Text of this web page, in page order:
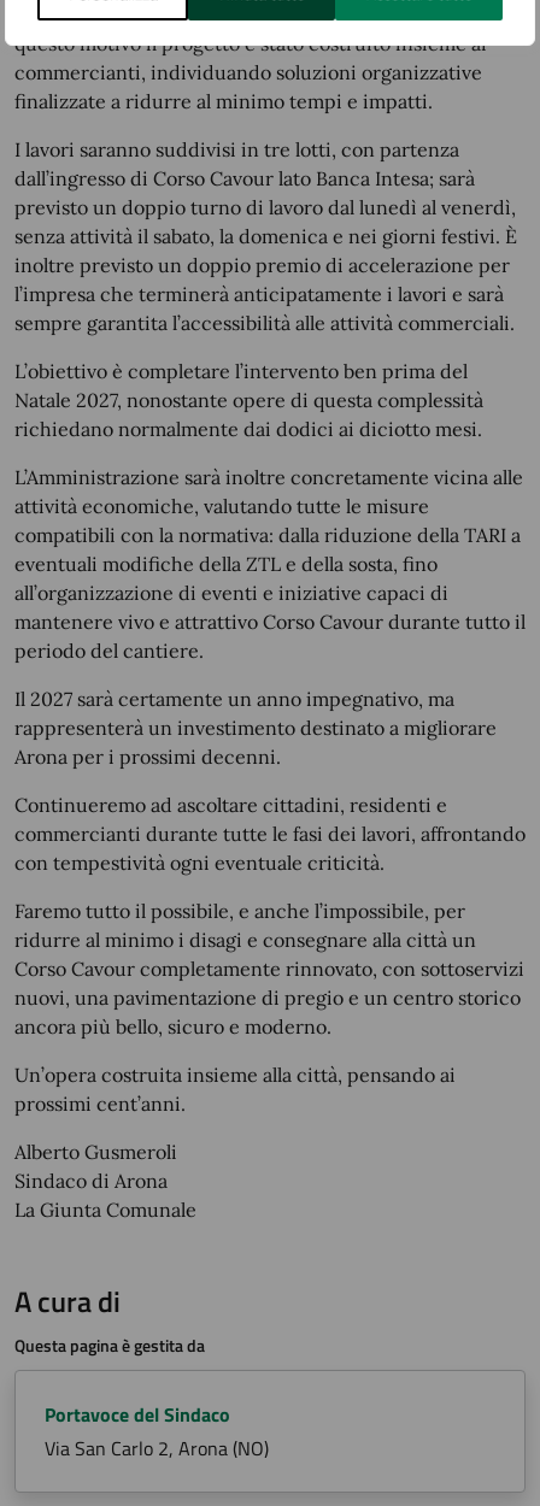
questa portata comporterà inevitabili disagi. Proprio per
questo motivo il progetto è stato costruito insieme ai
commercianti, individuando soluzioni organizzative
finalizzate a ridurre al minimo tempi e impatti.
I lavori saranno suddivisi in tre lotti, con partenza
dall’ingresso di Corso Cavour lato Banca Intesa; sarà
previsto un doppio turno di lavoro dal lunedì al venerdì,
senza attività il sabato, la domenica e nei giorni festivi. È
inoltre previsto un doppio premio di accelerazione per
l’impresa che terminerà anticipatamente i lavori e sarà
sempre garantita l’accessibilità alle attività commerciali.
L’obiettivo è completare l’intervento ben prima del
Natale 2027, nonostante opere di questa complessità
richiedano normalmente dai dodici ai diciotto mesi.
L’Amministrazione sarà inoltre concretamente vicina alle
attività economiche, valutando tutte le misure
compatibili con la normativa: dalla riduzione della TARI a
eventuali modifiche della ZTL e della sosta, fino
all’organizzazione di eventi e iniziative capaci di
mantenere vivo e attrattivo Corso Cavour durante tutto il
periodo del cantiere.
Il 2027 sarà certamente un anno impegnativo, ma
rappresenterà un investimento destinato a migliorare
Arona per i prossimi decenni.
Continueremo ad ascoltare cittadini, residenti e
commercianti durante tutte le fasi dei lavori, affrontando
con tempestività ogni eventuale criticità.
Faremo tutto il possibile, e anche l’impossibile, per
ridurre al minimo i disagi e consegnare alla città un
Corso Cavour completamente rinnovato, con sottoservizi
nuovi, una pavimentazione di pregio e un centro storico
ancora più bello, sicuro e moderno.
Un’opera costruita insieme alla città, pensando ai
prossimi cent’anni.
Alberto Gusmeroli
Sindaco di Arona
La Giunta Comunale
A cura di
Questa pagina è gestita da
Portavoce del Sindaco
Via San Carlo 2, Arona (NO)